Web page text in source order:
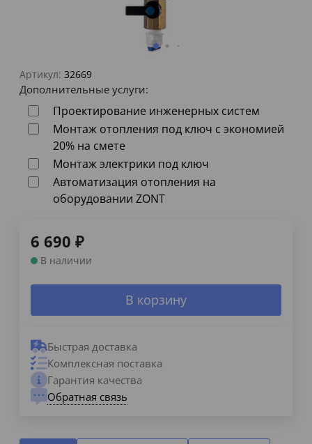
Артикул: 32669
Дополнительные услуги:
Проектирование инженерных систем
Монтаж отопления под ключ с экономией
20% на смете
Монтаж электрики под ключ
Автоматизация отопления на
оборудовании ZONT
6 690 ₽
В наличии
В корзину
Быстрая доставка
Комплексная поставка
Гарантия качества
Обратная связь